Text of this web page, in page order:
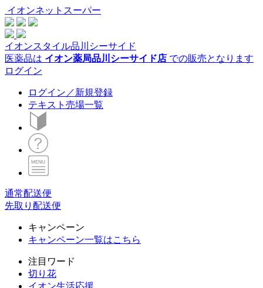
イオンネットスーパー
イオンスタイル品川シーサイド
医薬品は イオン薬局品川シーサイド店 での販売となります
ログイン
ログイン／新規登録
テキスト売場一覧
通常配送便
先取り配送便
キャンペーン
キャンペーン一覧はこちら
注目ワード
切り花
イオン生活応援